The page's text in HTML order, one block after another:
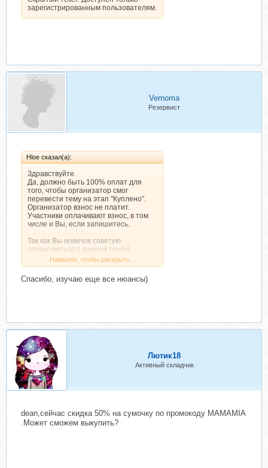
зарегистрированным пользователям.
Vernoma
Резервист
Hloe сказал(а):
Здравствуйте.
Да, должно быть 100% оплат для
того, чтобы организатор смог
перевести тему на этап "Куплено".
Организатор взнос не платит.
Участники оплачивают взнос, в том
числе и Вы, если запишитесь.
Так как Вы новичок советую
ознакомиться с данной темой
зарегистрированным
Нажмите, чтобы раскрыть...
Нажмите, чтобы раскрыть...
Спасибо, изучаю еще все нюансы)
Лютик18
Активный складчик
dean,сейчас скидка 50% на сумочку по промокоду MAMAMIA
.Может сможем выкупить?